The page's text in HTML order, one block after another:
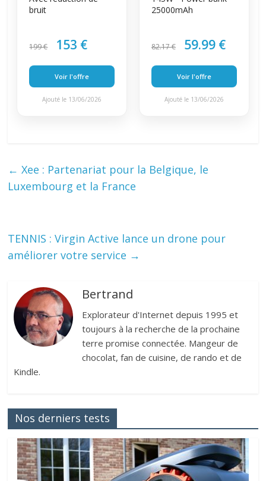
bruit
199 € 153 €
Voir l'offre
Ajouté le 13/06/2026
25000mAh
82.17 € 59.99 €
Voir l'offre
Ajouté le 13/06/2026
← Xee : Partenariat pour la Belgique, le
Luxembourg et la France
TENNIS : Virgin Active lance un drone pour
améliorer votre service →
Bertrand
Explorateur d'Internet depuis 1995 et
toujours à la recherche de la prochaine
terre promise connectée. Mangeur de
chocolat, fan de cuisine, de rando et de
Kindle.
Nos derniers tests